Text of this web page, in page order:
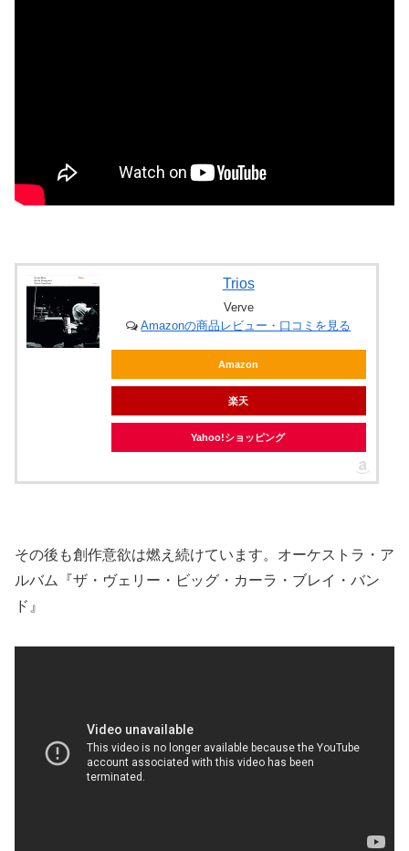
Trios
Verve
Amazonの商品レビュー・口コミを見る
Amazon
楽天
Yahoo!ショッピング
その後も創作意欲は燃え続けています。オーケストラ・ア
ルバム『ザ・ヴェリー・ビッグ・カーラ・ブレイ・バン
ド』